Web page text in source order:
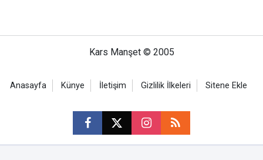
Kars Manşet © 2005
Anasayfa Künye İletişim Gizlilik İlkeleri Sitene Ekle